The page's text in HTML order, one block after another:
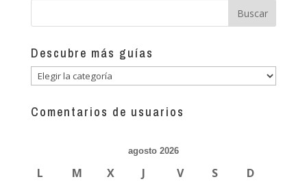
Descubre más guías
Descubre
guías
Comentarios de usuarios
agosto 2026
L M X J V S D